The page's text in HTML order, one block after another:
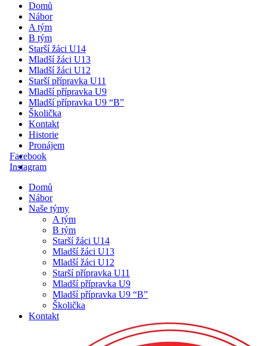
Domů
Nábor
A tým
B tým
Starší žáci U14
Mladší žáci U13
Mladší žáci U12
Starší přípravka U11
Mladší přípravka U9
Mladší přípravka U9 “B”
Školička
Kontakt
Historie
Pronájem
Facebook
Instagram
Domů
Nábor
Naše týmy
A tým
B tým
Starší žáci U14
Mladší žáci U13
Mladší žáci U12
Starší přípravka U11
Mladší přípravka U9
Mladší přípravka U9 “B”
Školička
Kontakt